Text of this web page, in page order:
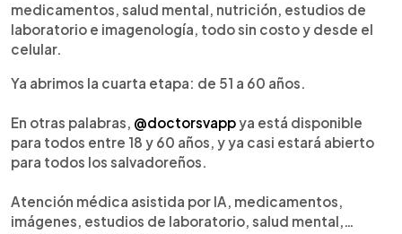
medicamentos, salud mental, nutrición, estudios de
laboratorio e imagenología, todo sin costo y desde el
celular.
Ya abrimos la cuarta etapa: de 51 a 60 años.
En otras palabras, @doctorsvappya está disponible
para todos entre 18 y 60 años, y ya casi estará abierto
para todos los salvadoreños.
Atención médica asistida por IA, medicamentos,
imágenes, estudios de laboratorio, salud mental,…